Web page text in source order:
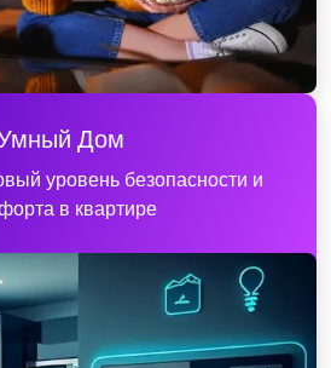
Дом
уровень безопасности и
в квартире